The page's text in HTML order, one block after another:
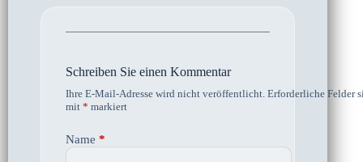
Schreiben Sie einen Kommentar
Ihre E-Mail-Adresse wird nicht veröffentlicht. Erforderliche Felder
mit * markiert
Name *